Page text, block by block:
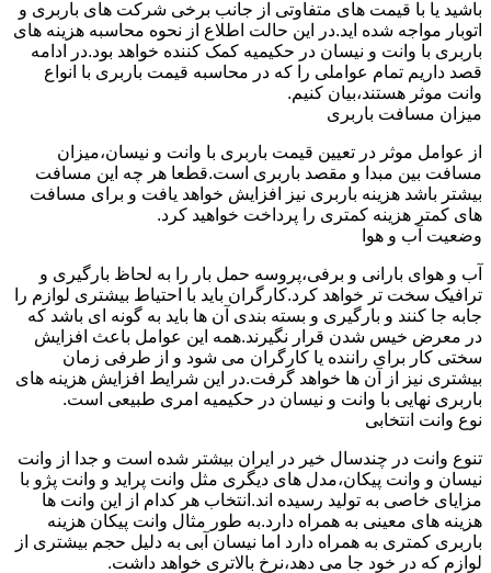
باشید یا با قیمت های متفاوتی از جانب برخی شرکت های باربری و
اتوبار مواجه شده اید.در این حالت اطلاع از نحوه محاسبه هزینه های
باربری با وانت و نیسان در حکیمیه کمک کننده خواهد بود.در ادامه
قصد داریم تمام عواملی را که در محاسبه قیمت باربری با انواع
وانت موثر هستند،بیان کنیم.
میزان مسافت باربری
از عوامل موثر در تعیین قیمت باربری با وانت و نیسان،میزان
مسافت بین مبدا و مقصد باربری است.قطعا هر چه این مسافت
بیشتر باشد هزینه باربری نیز افزایش خواهد یافت و برای مسافت
های کمتر هزینه کمتری را پرداخت خواهید کرد.
وضعیت آب و هوا
آب و هوای بارانی و برفی،پروسه حمل بار را به لحاظ بارگیری و
ترافیک سخت تر خواهد کرد.کارگران باید با احتیاط بیشتری لوازم را
جابه جا کنند و بارگیری و بسته بندی آن ها باید به گونه ای باشد که
در معرض خیس شدن قرار نگیرند.همه این عوامل باعث افزایش
سختی کار برای راننده یا کارگران می شود و از طرفی زمان
بیشتری نیز از آن ها خواهد گرفت.در این شرایط افزایش هزینه های
باربری نهایی با وانت و نیسان در حکیمیه امری طبیعی است.
نوع وانت انتخابی
تنوع وانت در چندسال خیر در ایران بیشتر شده است و جدا از وانت
نیسان و وانت پیکان،مدل های دیگری مثل وانت پراید و وانت پژو با
مزایای خاصی به تولید رسیده اند.انتخاب هر کدام از این وانت ها
هزینه های معینی به همراه دارد.به طور مثال وانت پیکان هزینه
باربری کمتری به همراه دارد اما نیسان آبی به دلیل حجم بیشتری از
لوازم که در خود جا می دهد،نرخ بالاتری خواهد داشت.